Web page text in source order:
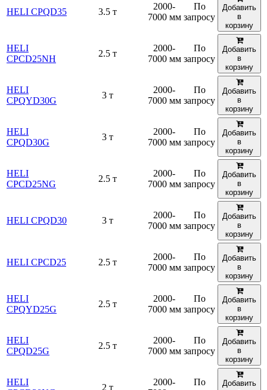
HELI CPQD35 3.5 т
2000-
7000 мм
По
запросу
Добавить
в
корзину
HELI
CPCD25NH
2.5 т
2000-
7000 мм
По
запросу
Добавить
в
корзину
HELI
CPQYD30G
3 т
2000-
7000 мм
По
запросу
Добавить
в
корзину
HELI
CPQD30G
3 т
2000-
7000 мм
По
запросу
Добавить
в
корзину
HELI
CPCD25NG
2.5 т
2000-
7000 мм
По
запросу
Добавить
в
корзину
HELI CPQD30 3 т
2000-
7000 мм
По
запросу
Добавить
в
корзину
HELI CPCD25 2.5 т
2000-
7000 мм
По
запросу
Добавить
в
корзину
HELI
CPQYD25G
2.5 т
2000-
7000 мм
По
запросу
Добавить
в
корзину
HELI
CPQD25G
2.5 т
2000-
7000 мм
По
запросу
Добавить
в
корзину
HELI
2 т
2000-
По
Добавить